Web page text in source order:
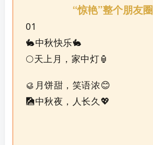
“惊艳”整个朋友圈
01
🐇中秋快乐🐇
🌕天上月，家中灯🏮
🥮月饼甜，笑语浓😊
🎑中秋夜，人长久💖